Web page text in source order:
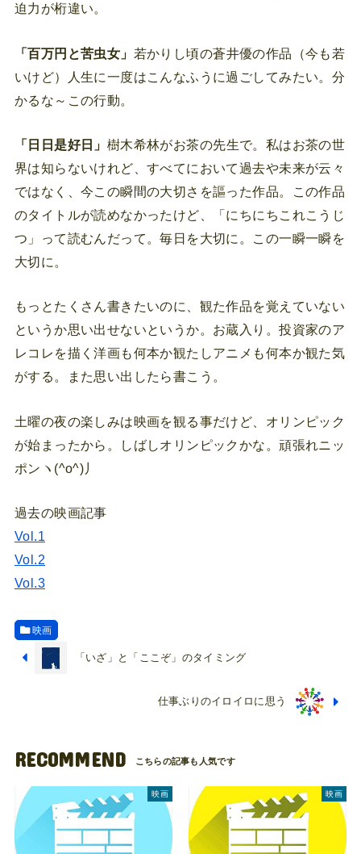
迫力が桁違い。
「百万円と苦虫女」 若かりし頃の蒼井優の作品（今も若
いけど）人生に一度はこんなふうに過ごしてみたい。分
かるな～この行動。
「日日是好日」 樹木希林がお茶の先生で。私はお茶の世
界は知らないけれど、すべてにおいて過去や未来が云々
ではなく、今この瞬間の大切さを謳った作品。この作品
のタイトルが読めなかったけど、「にちにちこれこうじ
つ」って読むんだって。毎日を大切に。この一瞬一瞬を
大切に。
もっとたくさん書きたいのに、観た作品を覚えていない
というか思い出せないというか。お蔵入り。投資家のア
レコレを描く洋画も何本か観たしアニメも何本か観た気
がする。また思い出したら書こう。
土曜の夜の楽しみは映画を観る事だけど、オリンピック
が始まったから。しばしオリンピックかな。頑張れニッ
ポンヽ(^o^)丿
過去の映画記事
Vol.1
Vol.2
Vol.3
映画
「いざ」と「ここぞ」のタイミング
仕事ぶりのイロイロに思う
RECOMMEND
映画 映画